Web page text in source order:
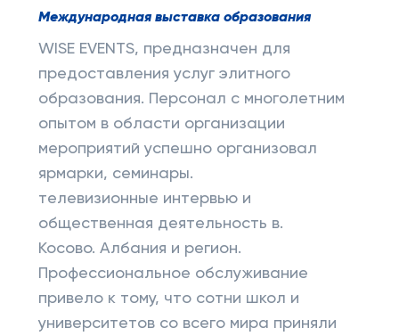
Международная выставка образования
WISE EVENTS, предназначен для
предоставления услуг элитного
образования. Персонал с многолетним
опытом в области организации
мероприятий успешно организовал
ярмарки, семинары.
телевизионные интервью и
общественная деятельность в.
Косово. Албания и регион.
Профессиональное обслуживание
привело к тому, что сотни школ и
университетов со всего мира приняли